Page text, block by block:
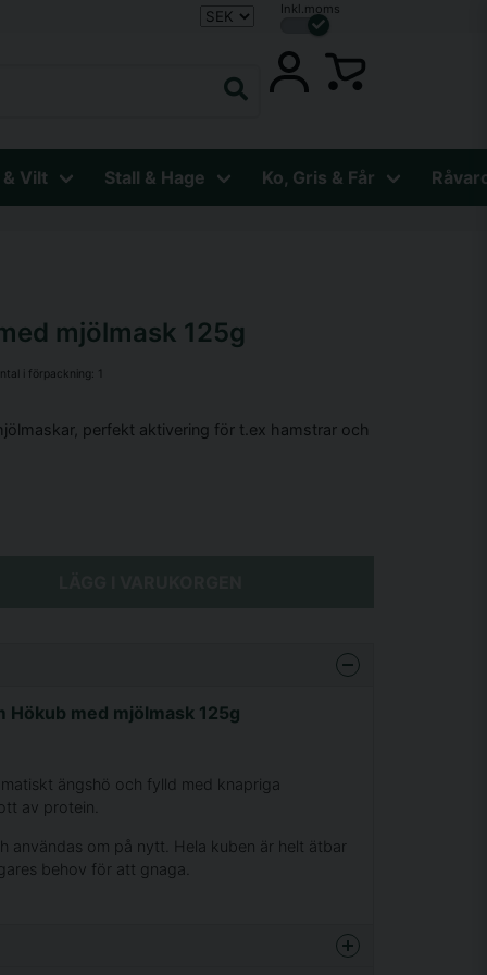
Inkl.moms
Vilt Stall & Hage Ko, Gris & Får
mjölmask 125g
i förpackning: 1
perfekt aktivering för t.ex hamstrar och
Hökub med mjölmask 125g
ängshö och fylld med knapriga
av protein.
användas om på nytt. Hela kuben är helt ätbar
behov för att gnaga.